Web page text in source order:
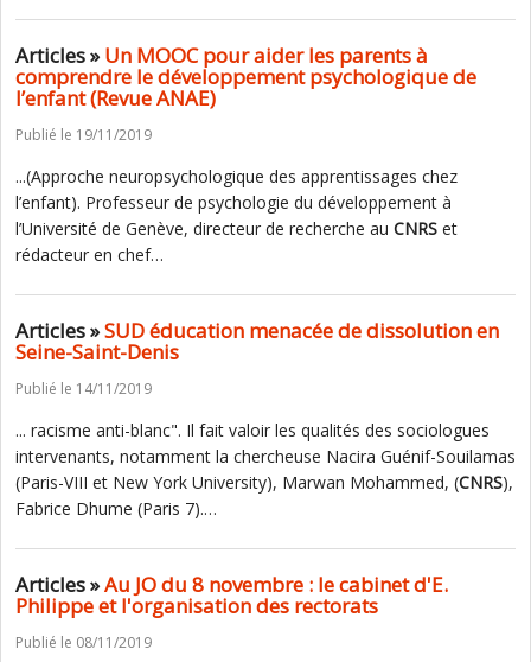
Articles »Un MOOC pour aider les parents à
comprendre le développement psychologique de
l’enfant (Revue ANAE)
Publié le 19/11/2019
...(Approche neuropsychologique des apprentissages chez
l’enfant). Professeur de psychologie du développement à
l’Université de Genève, directeur de recherche au CNRS et
rédacteur en chef…
Articles »SUD éducation menacée de dissolution en
Seine-Saint-Denis
Publié le 14/11/2019
... racisme anti-blanc". Il fait valoir les qualités des sociologues
intervenants, notamment la chercheuse Nacira Guénif-Souilamas
(Paris-VIII et New York University), Marwan Mohammed, (CNRS),
Fabrice Dhume (Paris 7).…
Articles »Au JO du 8 novembre : le cabinet d'E.
Philippe et l'organisation des rectorats
Publié le 08/11/2019